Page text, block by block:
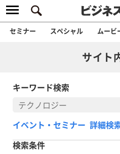
セミナー スペシャル ムービ
サイト
キーワード検索
イベント・セミナー 詳細検
検索条件